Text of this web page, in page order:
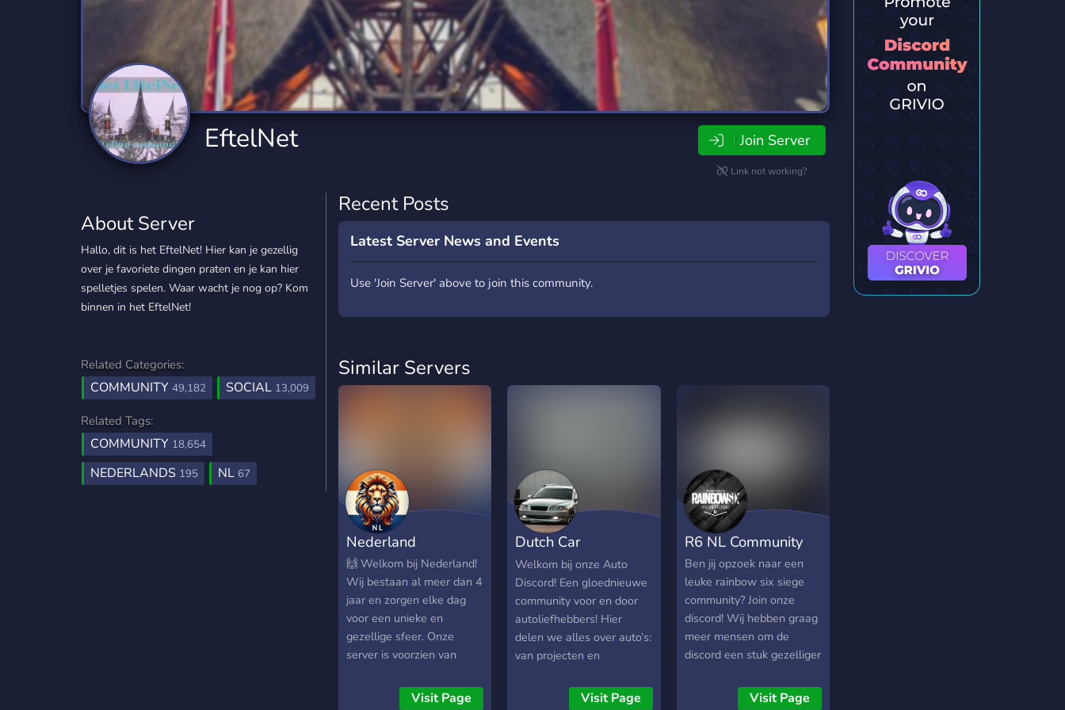
Tournaments
343 Servers
Trading
1,147 Servers
Travel
111 Servers
Twitch
359 Servers
Virtual Reality
239 Servers
Writing
1,154 Servers
Xbox
233 Servers
YouTube
848 Servers
YouTuber
3,005 Servers
EftelNet Join Server
Link not working?
About Server
Hallo, dit is het EftelNet! Hier kan je gezellig
over je favoriete dingen praten en je kan hier
spelletjes spelen. Waar wacht je nog op? Kom
binnen in het EftelNet!
Related Categories:
COMMUNITY 49,182 SOCIAL 13,009
Related Tags:
COMMUNITY 18,654
NEDERLANDS 195 NL 67
Recent Posts
Latest Server News and Events
Use 'Join Server' above to join this community.
Similar Servers
Nederland
🙌 Welkom bij Nederland!
Wij bestaan al meer dan 4
jaar en zorgen elke dag
voor een unieke en
gezellige sfeer. Onze
server is voorzien van
instellingen, level/booster
Visit Page
Dutch Car
Community
Welkom bij onze Auto
Discord! Een gloednieuwe
community voor en door
autoliefhebbers! Hier
delen we alles over auto’s:
van projecten en
nieuws en advies. We
Visit Page
R6 NL Community
Ben jij opzoek naar een
leuke rainbow six siege
community? Join onze
discord! Wij hebben graag
meer mensen om de
discord een stuk gezelliger
Visit Page